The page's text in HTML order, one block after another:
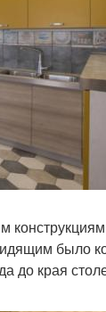
было
до края